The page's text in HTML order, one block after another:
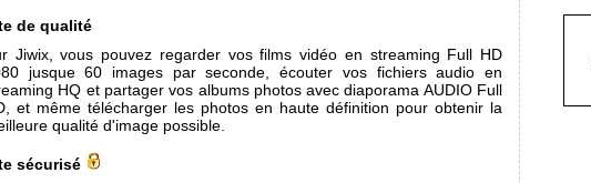
de qualité
Jiwix, vous pouvez regarder vos films vidéo en streaming Full HD
jusque 60 images par seconde, écouter vos fichiers audio en
HQ et partager vos albums photos avec diaporama AUDIO Full
et même télécharger les photos en haute définition pour obtenir la
qualité d'image possible.
sécurisé